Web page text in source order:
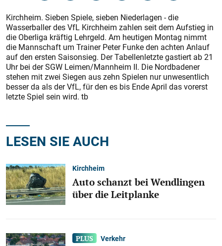
Kirchheim. Sieben Spiele, sieben Niederlagen - die
Wasserballer des VfL Kirchheim zahlen seit dem Aufstieg in
die Oberliga kräftig Lehrgeld. Am heutigen Montag nimmt
die Mannschaft um Trainer Peter Funke den achten Anlauf
auf den ersten Saisonsieg. Der Tabellenletzte gastiert ab 21
Uhr bei der SGW Leimen/Mannheim II. Die Nordbadener
stehen mit zwei Siegen aus zehn Spielen nur unwesentlich
besser da als der VfL, für den es bis Ende April das vorerst
letzte Spiel sein wird. tb
LESEN SIE AUCH
Kirchheim
Auto schanzt bei Wendlingen
über die Leitplanke
Verkehr